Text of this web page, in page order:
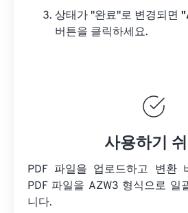
상태가 "완료"로 변경되면
버튼을 클릭하세요.
사용하기
PDF 파일을 업로드하고 변환
PDF 파일을 AZW3 형식으로 일
니다.